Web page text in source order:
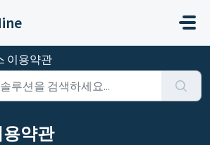
이용약관
약관